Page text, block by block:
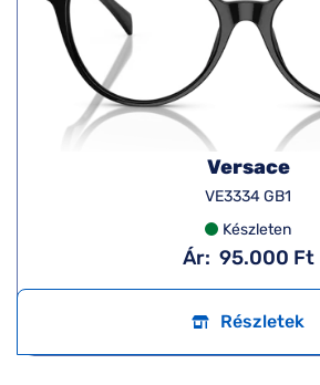
Versace
VE3334 GB1
Készleten
Ár: 95.000 Ft
Részletek